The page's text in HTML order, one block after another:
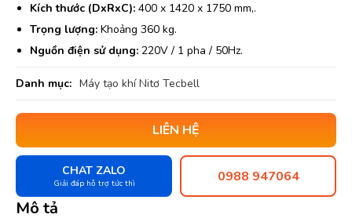
Kích thước (DxRxC): 400 x 1420 x 1750 mm,.
Trọng lượng: Khoảng 360 kg.
Nguồn điện sử dụng: 220V / 1 pha / 50Hz.
Danh mục: Máy tạo khí Nitơ Tecbell
LIÊN HỆ
CHAT ZALO
Giải đáp hỗ trợ tức thì 0988 947064
Mô tả